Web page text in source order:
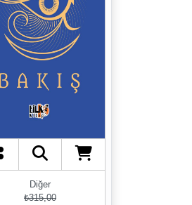
Diğer
₺315,00